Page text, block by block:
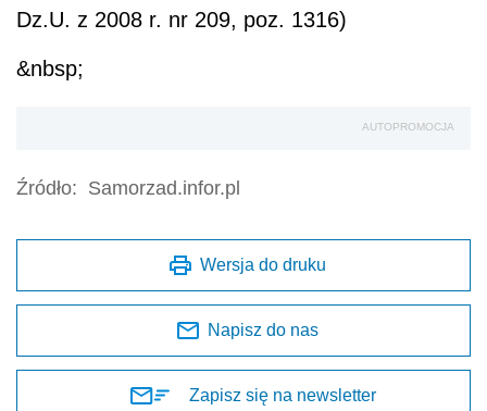
Dz.U. z 2008 r. nr 209, poz. 1316)
&nbsp;
AUTOPROMOCJA
Źródło: Samorzad.infor.pl
Wersja do druku
Napisz do nas
Zapisz się na newsletter